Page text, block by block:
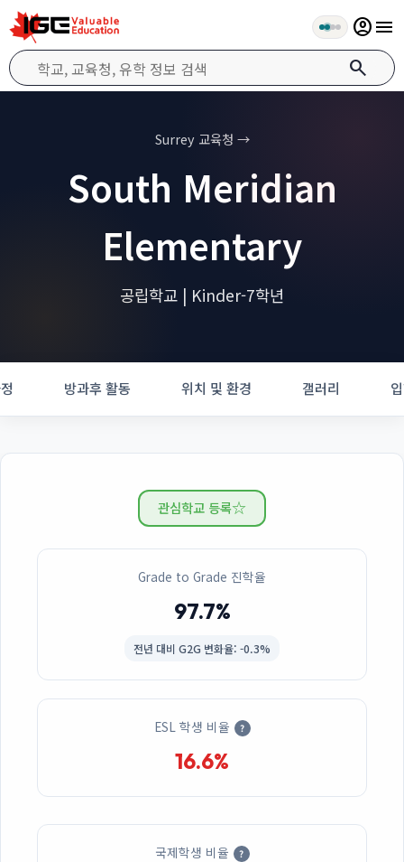
search
account_circlemenu
Surrey 교육청 →
South Meridian
Elementary
공립학교 | Kinder-7학년
방과후 활동 위치 및 환경 갤러리
관심학교 등록☆
Grade to Grade 진학율
97.7%
전년 대비 G2G 변화율: -0.3%
ESL 학생 비율 ?
16.6%
국제학생 비율 ?